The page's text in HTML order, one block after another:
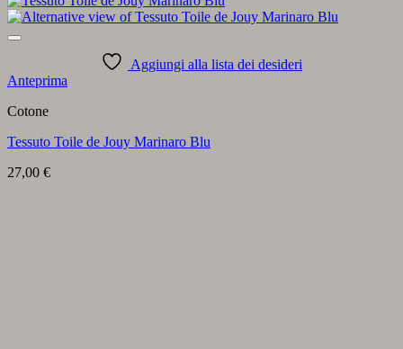
Aggiungi alla lista dei desideri
Anteprima
Cotone
Tessuto Toile de Jouy Marinaro Blu
27,00 €